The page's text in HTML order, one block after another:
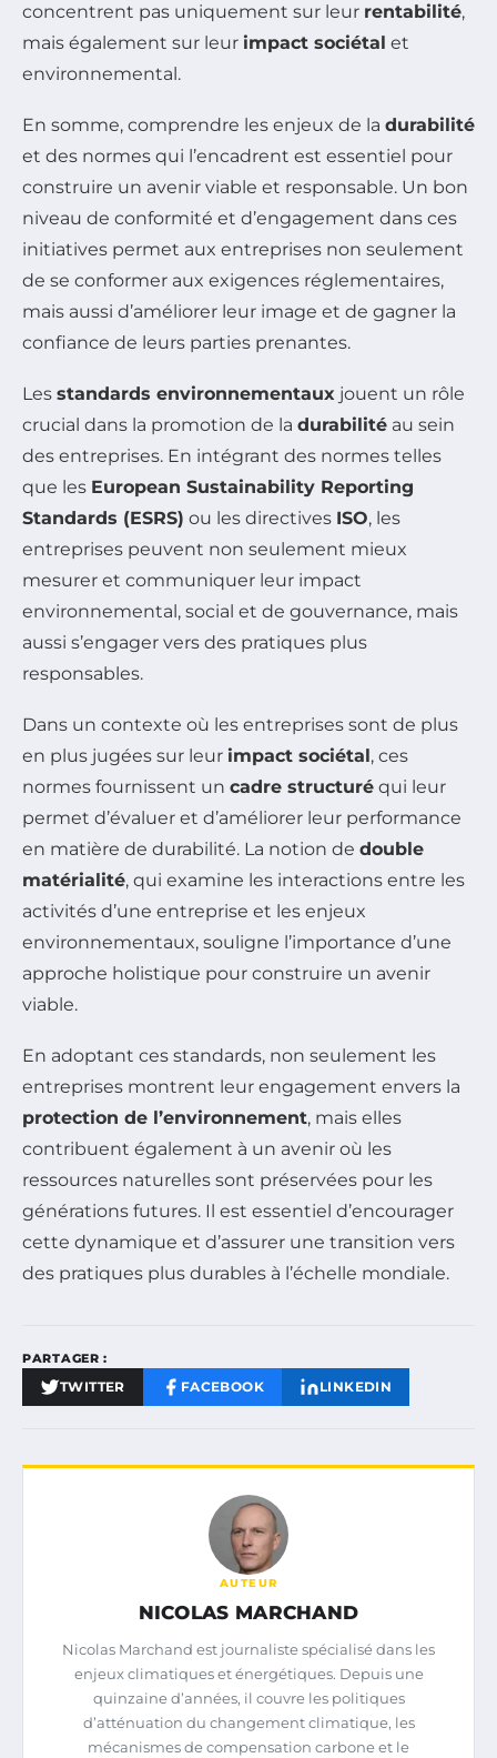
concentrent pas uniquement sur leur rentabilité,
mais également sur leur impact sociétal et
environnemental.
En somme, comprendre les enjeux de la durabilité
et des normes qui l’encadrent est essentiel pour
construire un avenir viable et responsable. Un bon
niveau de conformité et d’engagement dans ces
initiatives permet aux entreprises non seulement
de se conformer aux exigences réglementaires,
mais aussi d’améliorer leur image et de gagner la
confiance de leurs parties prenantes.
Les standards environnementaux jouent un rôle
crucial dans la promotion de la durabilité au sein
des entreprises. En intégrant des normes telles
que les European Sustainability Reporting
Standards (ESRS) ou les directives ISO, les
entreprises peuvent non seulement mieux
mesurer et communiquer leur impact
environnemental, social et de gouvernance, mais
aussi s’engager vers des pratiques plus
responsables.
Dans un contexte où les entreprises sont de plus
en plus jugées sur leur impact sociétal, ces
normes fournissent un cadre structuré qui leur
permet d’évaluer et d’améliorer leur performance
en matière de durabilité. La notion de double
matérialité, qui examine les interactions entre les
activités d’une entreprise et les enjeux
environnementaux, souligne l’importance d’une
approche holistique pour construire un avenir
viable.
En adoptant ces standards, non seulement les
entreprises montrent leur engagement envers la
protection de l’environnement, mais elles
contribuent également à un avenir où les
ressources naturelles sont préservées pour les
générations futures. Il est essentiel d’encourager
cette dynamique et d’assurer une transition vers
des pratiques plus durables à l’échelle mondiale.
PARTAGER :
TWITTER FACEBOOK LINKEDIN
AUTEUR
NICOLAS MARCHAND
Nicolas Marchand est journaliste spécialisé dans les
enjeux climatiques et énergétiques. Depuis une
quinzaine d’années, il couvre les politiques
d’atténuation du changement climatique, les
mécanismes de compensation carbone et le